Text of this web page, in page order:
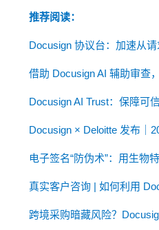
推荐阅读：
Docusign 协议台：加速从
借助 Docusign AI 辅助审查
Docusign AI Trust：保障可
Docusign × Deloitte 发布｜
电子签名“防伪术”：用生物
真实客户咨询 | 如何利用
跨境采购暗藏风险？